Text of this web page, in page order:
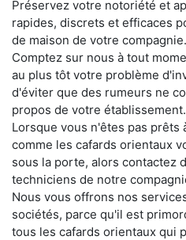
Préservez votre notoriété et
rapides, discrets et efficaces
de maison de votre compagnie.
Comptez sur nous à tout
au plus tôt votre problème
d'éviter que des rumeurs ne
propos de votre établissement.
Lorsque vous n'êtes pas prêts
comme les cafards orientaux
sous la porte, alors contactez
techniciens de notre
Nous vous offrons nos
sociétés, parce qu'il est
tous les cafards orientaux qui